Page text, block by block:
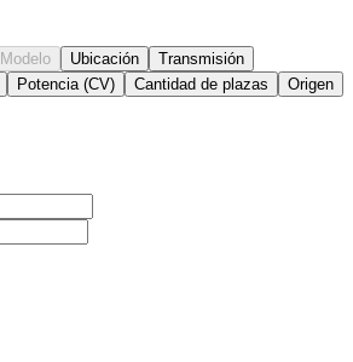
Modelo Ubicación
Transmisión
Potencia (CV) Cantidad de plazas
Origen